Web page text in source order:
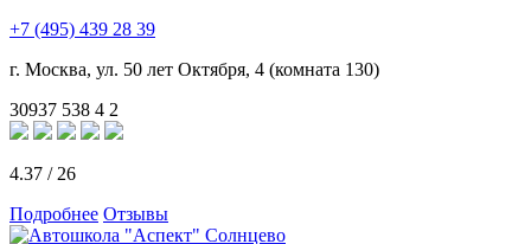
+7 (495) 439 28 39
г. Москва, ул. 50 лет Октября, 4 (комната 130)
30937 538 4 2
4.37 / 26
Подробнее Отзывы